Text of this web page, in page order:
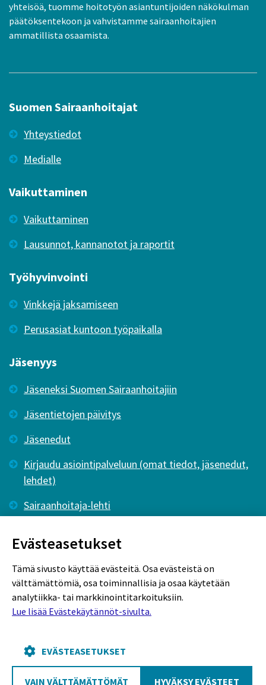
yhteisöä, tuomme hoitotyön asiantuntijoiden näkökulman
päätöksentekoon ja vahvistamme sairaanhoitajien
ammatillista osaamista.
Suomen Sairaanhoitajat
Yhteystiedot
Medialle
Vaikuttaminen
Vaikuttaminen
Lausunnot, kannanotot ja raportit
Työhyvinvointi
Vinkkejä jaksamiseen
Perusasiat kuntoon työpaikalla
Jäsenyys
Jäseneksi Suomen Sairaanhoitajiin
Jäsentietojen päivitys
Jäsenedut
Kirjaudu asiointipalveluun (omat tiedot, jäsenedut,
lehdet)
Sairaanhoitaja-lehti
Evästekäytännöt
Evästeasetukset
Tämä sivusto käyttää evästeitä. Osa evästeistä on
välttämättömiä, osa toiminnallisia ja osaa käytetään
analytiikka- tai markkinointitarkoituksiin.
Lue lisää Evästekäytännöt-sivulta.
EVÄSTEASETUKSET
VAIN VÄLTTÄMÄTTÖMÄT HYVÄKSY EVÄSTEET